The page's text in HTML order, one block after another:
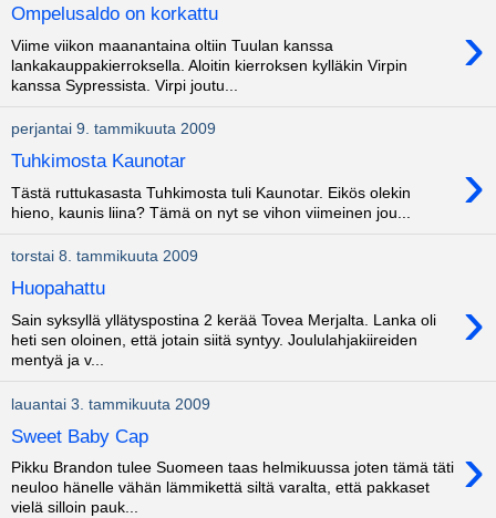
Ompelusaldo on korkattu ›
Viime viikon maanantaina oltiin Tuulan kanssa
lankakauppakierroksella. Aloitin kierroksen kylläkin Virpin
kanssa Sypressista. Virpi joutu...
perjantai 9. tammikuuta 2009
Tuhkimosta Kaunotar ›
Tästä ruttukasasta Tuhkimosta tuli Kaunotar. Eikös olekin
hieno, kaunis liina? Tämä on nyt se vihon viimeinen jou...
torstai 8. tammikuuta 2009
Huopahattu ›
Sain syksyllä yllätyspostina 2 kerää Tovea Merjalta. Lanka oli
heti sen oloinen, että jotain siitä syntyy. Joululahjakiireiden
mentyä ja v...
lauantai 3. tammikuuta 2009
Sweet Baby Cap ›
Pikku Brandon tulee Suomeen taas helmikuussa joten tämä täti
neuloo hänelle vähän lämmikettä siltä varalta, että pakkaset
vielä silloin pauk...